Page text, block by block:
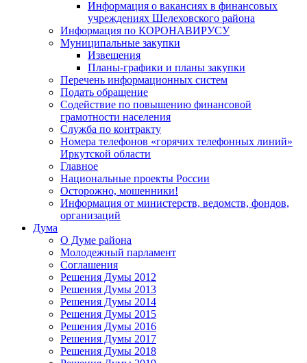
Информация о вакансиях в финансовых
учреждениях Шелеховского района
Информация по КОРОНАВИРУСУ
Муниципальные закупки
Извещения
Планы-графики и планы закупки
Перечень информационных систем
Подать обращение
Содействие по повышению финансовой
грамотности населения
Служба по контракту
Номера телефонов «горячих телефонных линий»
Иркутской области
Главное
Национальные проекты России
Осторожно, мошенники!
Информация от министерств, ведомств, фондов,
организаций
Дума
О Думе района
Молодежный парламент
Соглашения
Решения Думы 2012
Решения Думы 2013
Решения Думы 2014
Решения Думы 2015
Решения Думы 2016
Решения Думы 2017
Решения Думы 2018